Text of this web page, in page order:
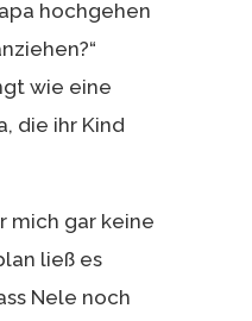
hochgehen
wie eine
die ihr Kind
mich gar keine
ließ es
Nele noch